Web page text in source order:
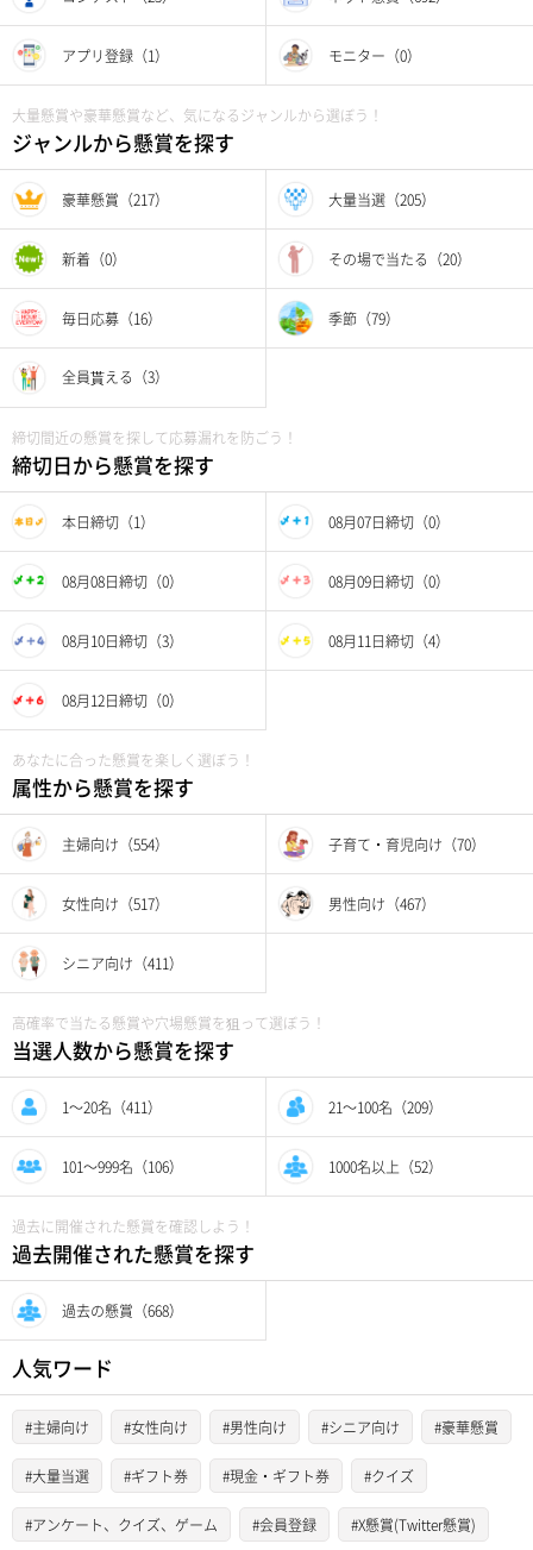
アプリ登録（1） モニター（0）
大量懸賞や豪華懸賞など、気になるジャンルから選ぼう！
ジャンルから懸賞を探す
豪華懸賞（217） 大量当選（205）
新着（0） その場で当たる（20）
毎日応募（16） 季節（79）
全員貰える（3）
締切間近の懸賞を探して応募漏れを防ごう！
締切日から懸賞を探す
本日締切（1） 08月07日締切（0）
08月08日締切（0） 08月09日締切（0）
08月10日締切（3） 08月11日締切（4）
08月12日締切（0）
あなたに合った懸賞を楽しく選ぼう！
属性から懸賞を探す
主婦向け（554） 子育て・育児向け（70）
女性向け（517） 男性向け（467）
シニア向け（411）
高確率で当たる懸賞や穴場懸賞を狙って選ぼう！
当選人数から懸賞を探す
1〜20名（411） 21〜100名（209）
101〜999名（106） 1000名以上（52）
過去に開催された懸賞を確認しよう！
過去開催された懸賞を探す
過去の懸賞（668）
人気ワード
#主婦向け #女性向け #男性向け #シニア向け #豪華懸賞
#大量当選 #ギフト券 #現金・ギフト券 #クイズ
#アンケート、クイズ、ゲーム #会員登録 #X懸賞(Twitter懸賞)